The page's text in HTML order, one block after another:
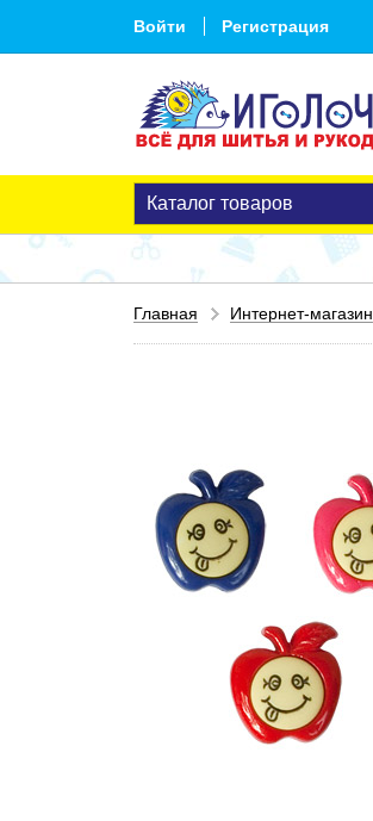
Войти Регистрация
Каталог товаров
Главная Интернет-магазин